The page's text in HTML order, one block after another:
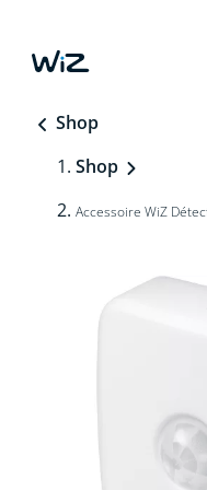
Shop
Shop
Accessoire WiZ